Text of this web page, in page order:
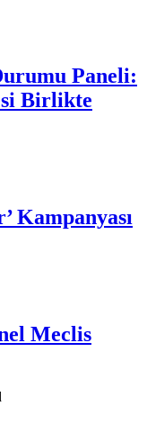
Paneli:
Birlikte
Kampanyası
Meclis